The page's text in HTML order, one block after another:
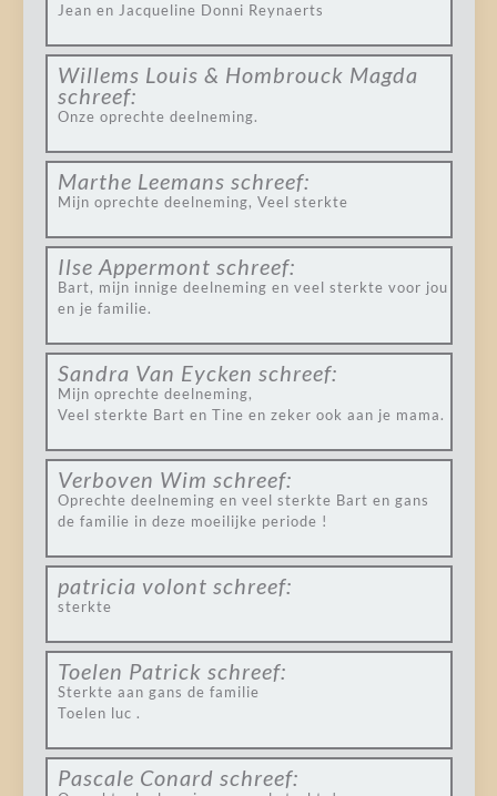
Jean en Jacqueline Donni Reynaerts
Willems Louis & Hombrouck Magda
schreef:
Onze oprechte deelneming.
Marthe Leemans schreef:
Mijn oprechte deelneming, Veel sterkte
Ilse Appermont schreef:
Bart, mijn innige deelneming en veel sterkte voor jou
en je familie.
Sandra Van Eycken schreef:
Mijn oprechte deelneming,
Veel sterkte Bart en Tine en zeker ook aan je mama.
Verboven Wim schreef:
Oprechte deelneming en veel sterkte Bart en gans
de familie in deze moeilijke periode !
patricia volont schreef:
sterkte
Toelen Patrick schreef:
Sterkte aan gans de familie
Toelen luc .
Pascale Conard schreef: